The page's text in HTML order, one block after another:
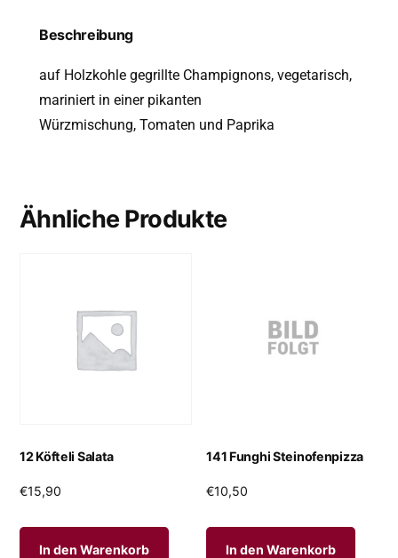
Beschreibung
auf Holzkohle gegrillte Champignons, vegetarisch,
mariniert in einer pikanten
Würzmischung, Tomaten und Paprika
Ähnliche Produkte
12 Köfteli Salata
€15,90
In den Warenkorb
141 Funghi Steinofenpizza
€10,50
In den Warenkorb